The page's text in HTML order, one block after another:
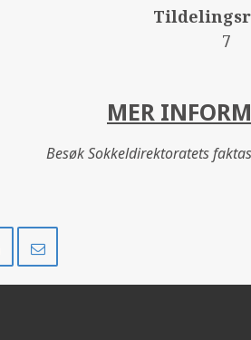
7
MER
Besøk Sokkeldirektoratets
på